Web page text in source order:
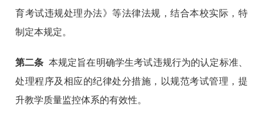
育考试违规处理办法》等法律法规，结合本校实际，特
制定本规定。
第二条 本规定旨在明确学生考试违规行为的认定标准、
处理程序及相应的纪律处分措施，以规范考试管理，提
升教学质量监控体系的有效性。